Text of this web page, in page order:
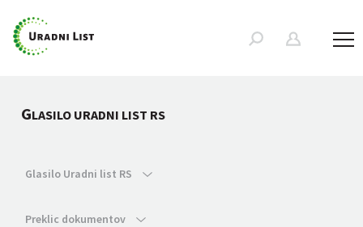
GLASILO URADNI LIST RS
Glasilo Uradni list RS
Preklic dokumentov